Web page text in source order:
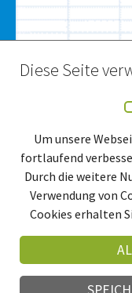
Diese Seite
Um unsere
fortlaufend
Durch die weitere
Verwendung von
Cookies erhalten